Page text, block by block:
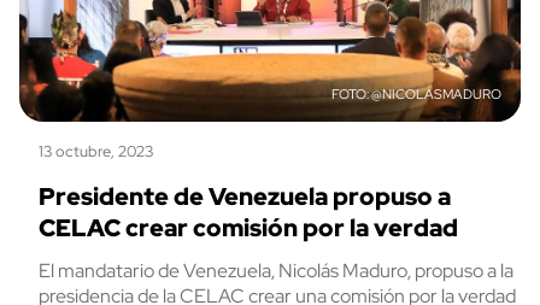
@NICOLASMADURO
13 octubre, 2023
Presidente de Venezuela propuso a
CELAC crear comisión por la verdad
El mandatario de Venezuela, Nicolás Maduro, propuso a la
presidencia de la CELAC crear una comisión por la verdad